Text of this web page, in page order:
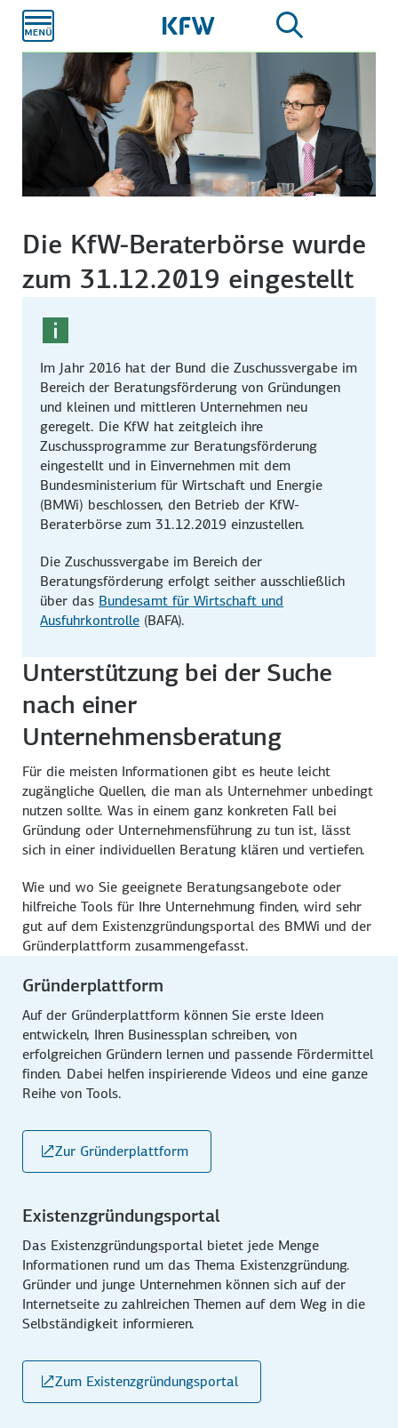
Hauptinhalt
Die KfW-Beraterbörse wurde
zum 31.12.2019 eingestellt
Im Jahr 2016 hat der Bund die Zuschussvergabe im
Bereich der Beratungsförderung von Gründungen
und kleinen und mittleren Unternehmen neu
geregelt. Die KfW hat zeitgleich ihre
Zuschussprogramme zur Beratungsförderung
eingestellt und in Einvernehmen mit dem
Bundesministerium für Wirtschaft und Energie
(BMWi) beschlossen, den Betrieb der KfW-
Beraterbörse zum 31.12.2019 einzustellen.
Die Zuschussvergabe im Bereich der
Beratungsförderung erfolgt seither ausschließlich
über das Bundesamt für Wirtschaft und
Ausfuhrkontrolle (BAFA).
Unterstützung bei der Suche
nach einer
Unternehmensberatung
Für die meisten Informationen gibt es heute leicht
zugängliche Quellen, die man als Unternehmer unbedingt
nutzen sollte. Was in einem ganz konkreten Fall bei
Gründung oder Unternehmensführung zu tun ist, lässt
sich in einer individuellen Beratung klären und vertiefen.
Wie und wo Sie geeignete Beratungsangebote oder
hilfreiche Tools für Ihre Unternehmung finden, wird sehr
gut auf dem Existenzgründungsportal des BMWi und der
Gründerplattform zusammengefasst.
Gründerplattform
Auf der Gründerplattform können Sie erste Ideen
entwickeln, Ihren Businessplan schreiben, von
erfolgreichen Gründern lernen und passende Fördermittel
finden. Dabei helfen inspirierende Videos und eine ganze
Reihe von Tools.
Zur Gründerplattform
Existenzgründungsportal
Das Existenzgründungsportal bietet jede Menge
Informationen rund um das Thema Existenzgründung.
Gründer und junge Unternehmen können sich auf der
Internetseite zu zahlreichen Themen auf dem Weg in die
Selbständigkeit informieren.
Zum Existenzgründungsportal